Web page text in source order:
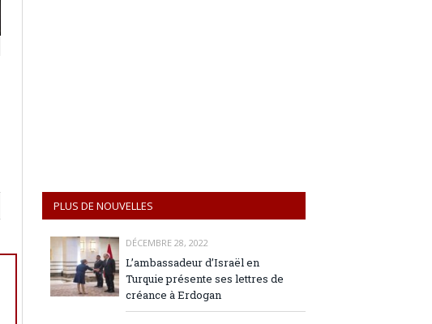
PLUS DE NOUVELLES
DÉCEMBRE 28, 2022
L’ambassadeur d’Israël en
Turquie présente ses lettres de
créance à Erdogan